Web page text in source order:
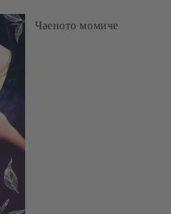
Чаеното момиче